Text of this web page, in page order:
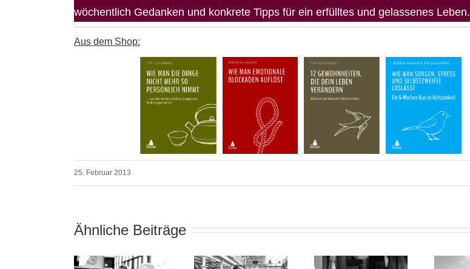
wöchentlich Gedanken und konkrete Tipps für ein erfülltes und gelassenes Leben.
Aus dem Shop:
25. Februar 2013
Ähnliche Beiträge